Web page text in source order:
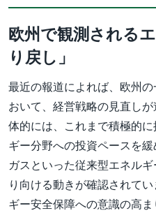
欧州で観測される
り戻し」
最近の報道によれば、欧州
おいて、経営戦略の見直し
体的には、これまで積極的
ギー分野への投資ペースを
ガスといった従来型エネル
り向ける動きが確認されて
ギー安全保障への意識の高